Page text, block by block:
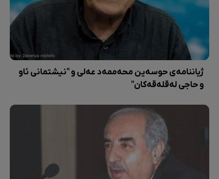
ژیاننامەی حوسەین محەممەد عەلی و "نیشتمانی ئاو
و حاجی لەقلەقەکان"